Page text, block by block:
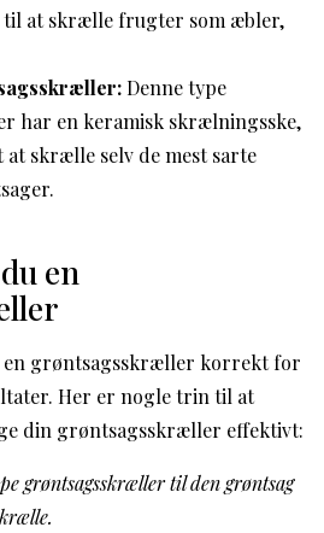
til at skrælle frugter som æbler,
Denne type
har en keramisk skrælningsske,
skrælle selv de mest sarte
en
en grøntsagsskræller korrekt for
Her er nogle trin til at
din grøntsagsskræller effektivt:
grøntsagsskræller til den grøntsag